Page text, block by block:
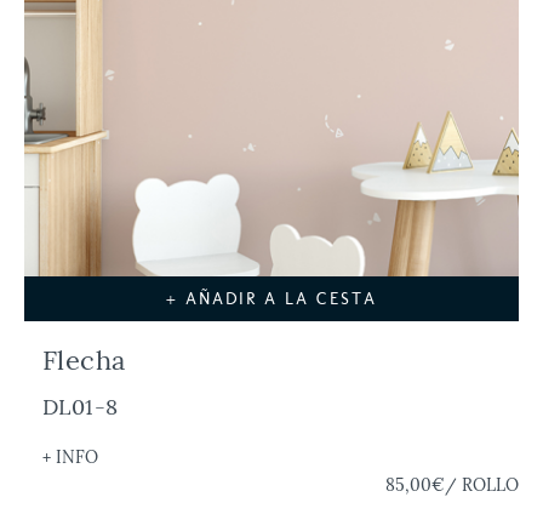
+ AÑADIR A LA CESTA
Flecha
DL01-8
+ INFO
85,00€/ ROLLO